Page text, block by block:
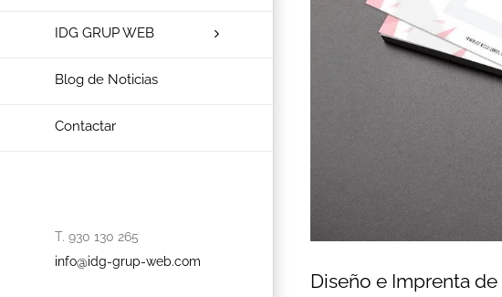
IDG GRUP WEB
Blog de Noticias
Contactar
T. 930 130 265
info@idg-grup-web.com
Diseño e Imprenta de